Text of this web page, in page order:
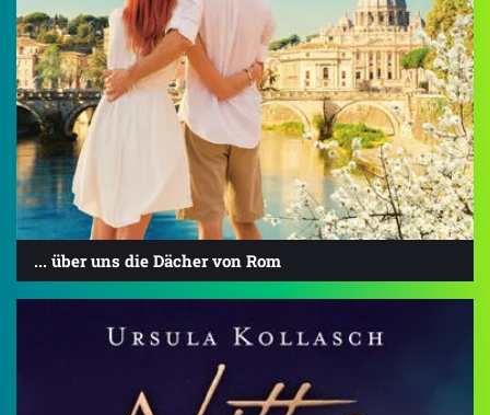
... über uns die Dächer von Rom